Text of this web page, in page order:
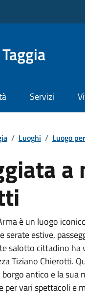
Servizi
/ Luoghi / Luogo
a
è un luogo
serate estive,
salotto cittadino
Tiziano Chierotti.
antico e la sua
per vari spettacoli